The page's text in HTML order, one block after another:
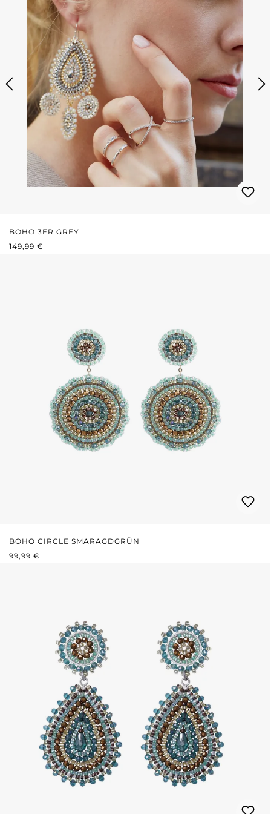
BOHO 3ER GREY
REGULÄRER PREIS:
149,99 €
BOHO CIRCLE SMARAGDGRÜN
REGULÄRER PREIS:
99,99 €